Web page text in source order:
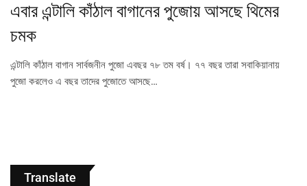
এবার এন্টালি কাঁঠাল বাগানের পুজোয় আসছে থিমের
চমক
এন্টালি কাঁঠাল বাগান সার্বজনীন পুজো এবছর ৭৮ তম বর্ষ। ৭৭ বছর তারা সবাকিয়ানায়
পুজো করলেও এ বছর তাদের পুজোতে আসছে…
Translate